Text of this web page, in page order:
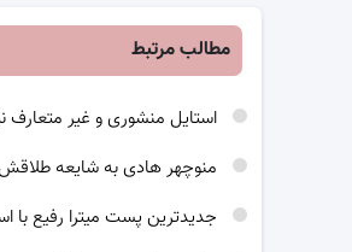
مطالب مرتبط
استایل منشوری و غیر متعارف
منوچهر هادی به شایعه طلاقش
جدیدترین پست میترا رفیع با